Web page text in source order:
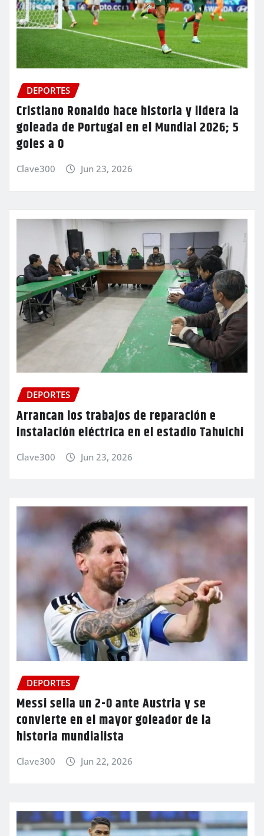
DEPORTES
Cristiano Ronaldo hace historia y lidera la
goleada de Portugal en el Mundial 2026; 5
goles a 0
Clave300 Jun 23, 2026
DEPORTES
Arrancan los trabajos de reparación e
instalación eléctrica en el estadio Tahuichi
Clave300 Jun 23, 2026
DEPORTES
Messi sella un 2-0 ante Austria y se
convierte en el mayor goleador de la
historia mundialista
Clave300 Jun 22, 2026